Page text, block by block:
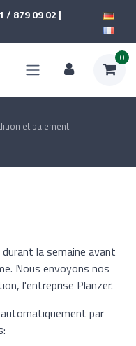
/ 879 09 02 |
0
et paiement
la semaine avant
Nous envoyons nos
l'entreprise Planzer.
par